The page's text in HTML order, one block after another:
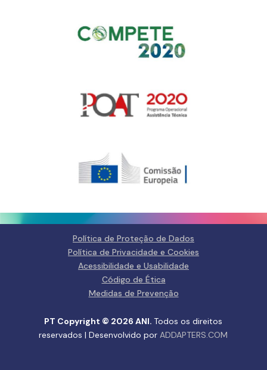
Gerir o Consentimento de
Para fornecer as melhores experiências, usamos tecnologias como
cookies para armazenar e/ou aceder a informações do dispositivo.
Consentir com essas tecnologias nos permitirá processar dados, como
comportamento de navegação ou IDs exclusivos neste site. Não consentir
Aceitar
Negar
Política de Privacidade e
Política de Privacidade e
Política de Proteção de Dados
Política de Privacidade e Cookies
Acessibilidade e Usabilidade
Código de Ética
Medidas de Prevenção
PT Copyright © 2026 ANI. Todos os direitos
reservados | Desenvolvido porADDAPTERS.COM